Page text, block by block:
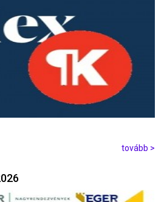
tovább >